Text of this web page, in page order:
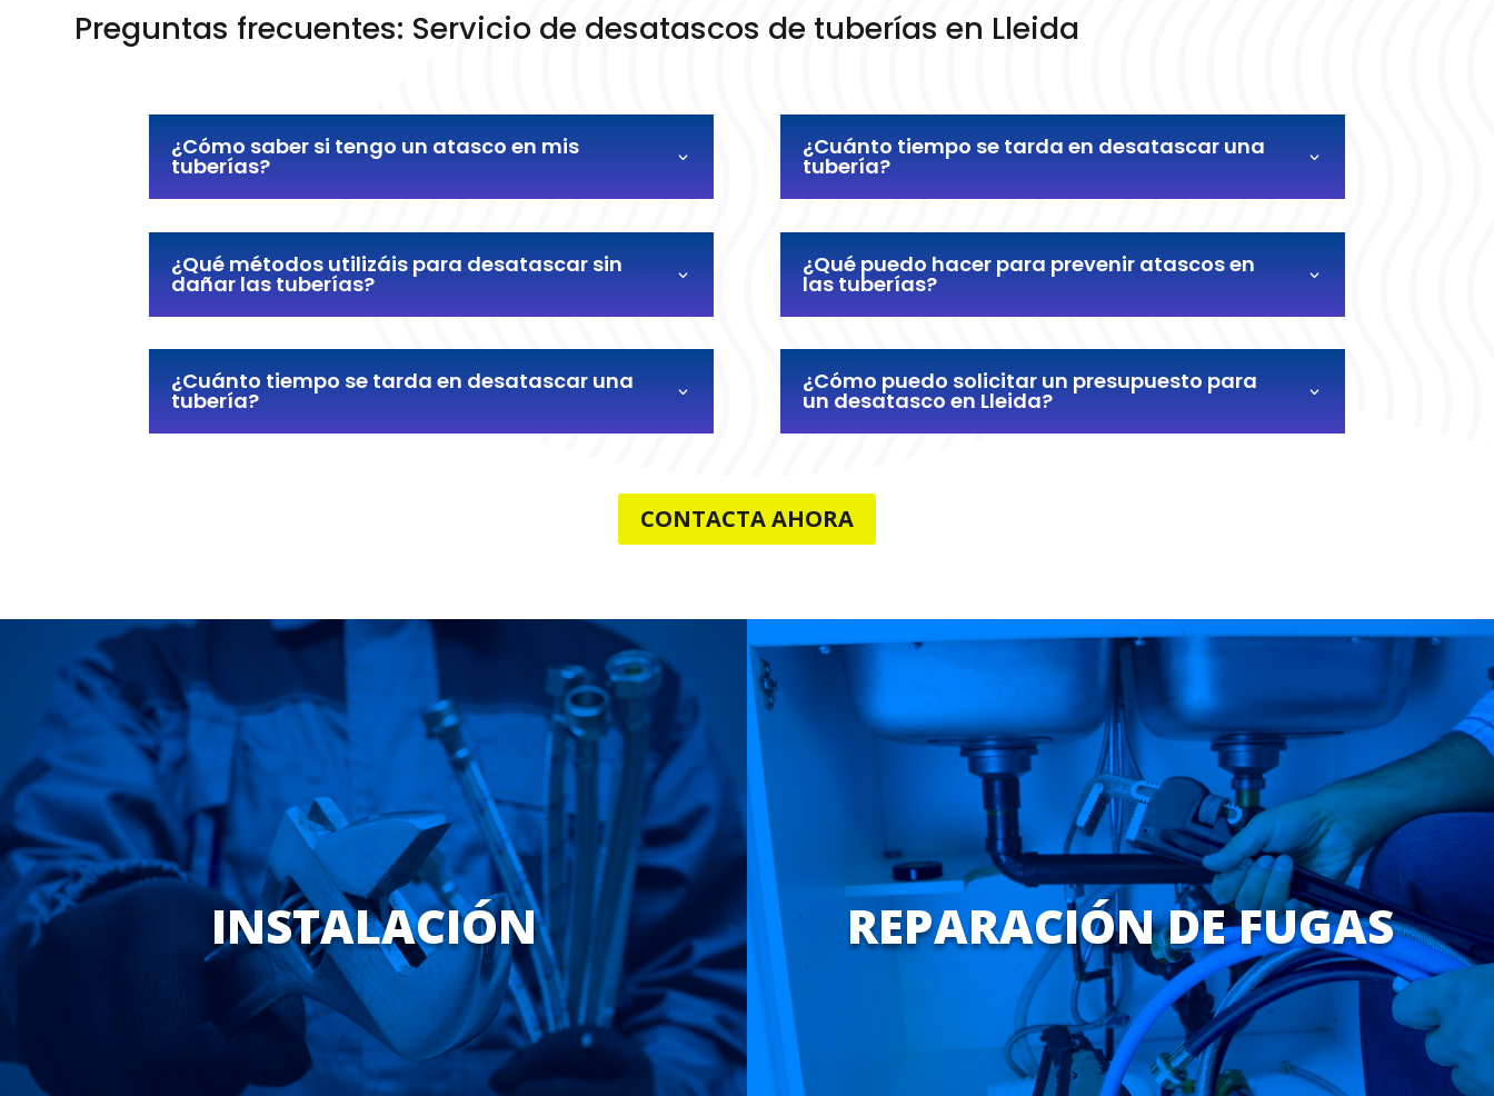
Preguntas frecuentes: Servicio de desatascos de tuberías en Lleida
¿Cómo saber si tengo un atasco en mis
tuberías?
¿Qué métodos utilizáis para desatascar sin
dañar las tuberías?
¿Cuánto tiempo se tarda en desatascar una
tubería?
¿Cuánto tiempo se tarda en desatascar una
tubería?
¿Qué puedo hacer para prevenir atascos en
las tuberías?
¿Cómo puedo solicitar un presupuesto para
un desatasco en Lleida?
CONTACTA AHORA
INSTALACIÓN REPARACIÓN DE FUGAS